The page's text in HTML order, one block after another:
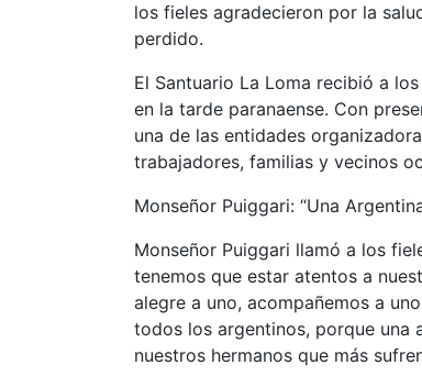
los fieles agradecieron por la
perdido.
El Santuario La Loma recibió a
en la tarde paranaense. Con
una de las entidades
trabajadores, familias y vecinos
Monseñor Puiggari: “Una
Monseñor Puiggari llamó a los
tenemos que estar atentos a
alegre a uno, acompañemos a
todos los argentinos, porque una
nuestros hermanos que más